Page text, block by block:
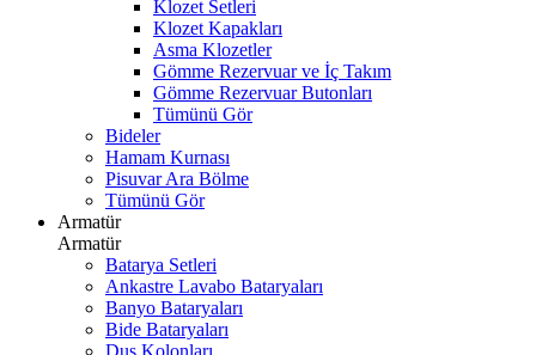
Klozet Setleri
Klozet Kapakları
Asma Klozetler
Gömme Rezervuar ve İç Takım
Gömme Rezervuar Butonları
Tümünü Gör
Bideler
Hamam Kurnası
Pisuvar Ara Bölme
Tümünü Gör
Armatür
Armatür
Batarya Setleri
Ankastre Lavabo Bataryaları
Banyo Bataryaları
Bide Bataryaları
Duş Kolonları